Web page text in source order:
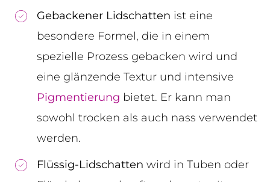
Gebackener Lidschatten ist eine
besondere Formel, die in einem
spezielle Prozess gebacken wird und
eine glänzende Textur und intensive
Pigmentierung bietet. Er kann man
sowohl trocken als auch nass verwendet
werden.
Flüssig-Lidschatten wird in Tuben oder